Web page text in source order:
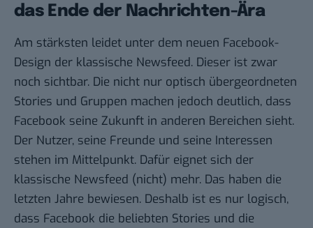
das Ende der Nachrichten-Ära
Am stärksten leidet unter dem neuen Facebook-
Design der klassische Newsfeed. Dieser ist zwar
noch sichtbar. Die nicht nur optisch übergeordneten
Stories und Gruppen machen jedoch deutlich, dass
Facebook seine Zukunft in anderen Bereichen sieht.
Der Nutzer, seine Freunde und seine Interessen
stehen im Mittelpunkt. Dafür eignet sich der
klassische Newsfeed (nicht) mehr. Das haben die
letzten Jahre bewiesen. Deshalb ist es nur logisch,
dass Facebook die beliebten Stories und die